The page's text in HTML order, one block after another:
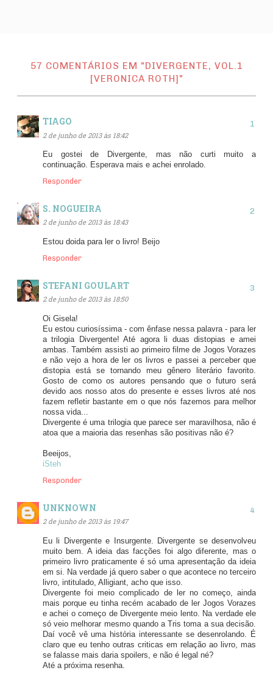
57 COMENTÁRIOS EM "DIVERGENTE, VOL.1
[VERONICA ROTH]"
TIAGO
2 de junho de 2013 às 18:42
Eu gostei de Divergente, mas não curti muito a
continuação. Esperava mais e achei enrolado.
Responder
S. NOGUEIRA
2 de junho de 2013 às 18:43
Estou doida para ler o livro! Beijo
Responder
STEFANI GOULART
2 de junho de 2013 às 18:50
Oi Gisela!
Eu estou curiosíssima - com ênfase nessa palavra - para ler
a trilogia Divergente! Até agora li duas distopias e amei
ambas. Também assisti ao primeiro filme de Jogos Vorazes
e não vejo a hora de ler os livros e passei a perceber que
distopia está se tornando meu gênero literário favorito.
Gosto de como os autores pensando que o futuro será
devido aos nosso atos do presente e esses livros até nos
fazem refletir bastante em o que nós fazemos para melhor
nossa vida...
Divergente é uma trilogia que parece ser maravilhosa, não é
atoa que a maioria das resenhas são positivas não é?
Beeijos,
iSteh
Responder
UNKNOWN
2 de junho de 2013 às 19:47
Eu li Divergente e Insurgente. Divergente se desenvolveu
muito bem. A ideia das facções foi algo diferente, mas o
primeiro livro praticamente é só uma apresentação da ideia
em si. Na verdade já quero saber o que acontece no terceiro
livro, intitulado, Alligiant, acho que isso.
Divergente foi meio complicado de ler no começo, ainda
mais porque eu tinha recém acabado de ler Jogos Vorazes
e achei o começo de Divergente meio lento. Na verdade ele
só veio melhorar mesmo quando a Tris toma a sua decisão.
Daí você vê uma história interessante se desenrolando. É
claro que eu tenho outras criticas em relação ao livro, mas
se falasse mais daria spoilers, e não é legal né?
Até a próxima resenha.